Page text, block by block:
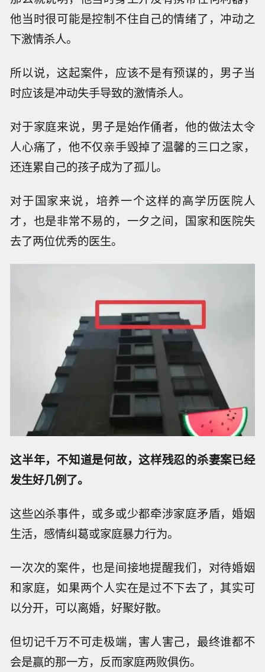
他当时很可能是控制不住自己的情绪了，冲动之
下激情杀人。
所以说，这起案件，应该不是有预谋的，男子当
时应该是冲动失手导致的激情杀人。
对于家庭来说，男子是始作俑者，他的做法太令
人心痛了，他不仅亲手毁掉了温馨的三口之家，
还连累自己的孩子成为了孤儿。
对于国家来说，培养一个这样的高学历医院人
才，也是非常不易的，一夕之间，国家和医院失
去了两位优秀的医生。
这半年，不知道是何故，这样残忍的杀妻案已经
发生好几例了。
这些凶杀事件，或多或少都牵涉家庭矛盾，婚姻
生活，感情纠葛或家庭暴力行为。
一次次的案件，也是间接地提醒我们，对待婚姻
和家庭，如果两个人实在是过不下去了，其实可
以分开，可以离婚，好聚好散。
但切记千万不可走极端，害人害己，最终谁都不
会是赢的那一方，反而家庭两败俱伤。